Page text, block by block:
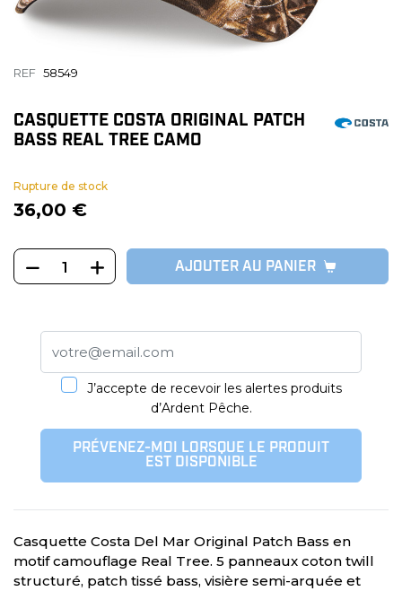
REF 58549
CASQUETTE COSTA ORIGINAL PATCH
BASS REAL TREE CAMO
Rupture de stock
36,00 €
AJOUTER AU PANIER
J’accepte de recevoir les alertes produits
d’Ardent Pêche.
PRÉVENEZ-MOI LORSQUE LE PRODUIT
EST DISPONIBLE
Casquette Costa Del Mar Original Patch Bass en
motif camouflage Real Tree. 5 panneaux coton twill
structuré, patch tissé bass, visière semi-arquée et